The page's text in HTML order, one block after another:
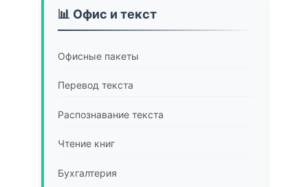
📊 Офис и текст
Офисные пакеты
Перевод текста
Распознавание текста
Чтение книг
Бухгалтерия